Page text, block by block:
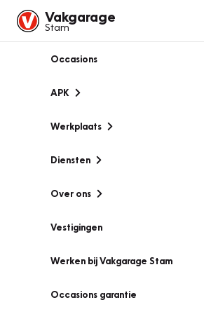
Vakgarage
Stam
Occasions
APK
Werkplaats
Diensten
Over ons
Vestigingen
Werken bij Vakgarage Stam
Occasions garantie